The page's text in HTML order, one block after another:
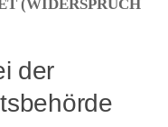
(WIDERSPRUCH
der